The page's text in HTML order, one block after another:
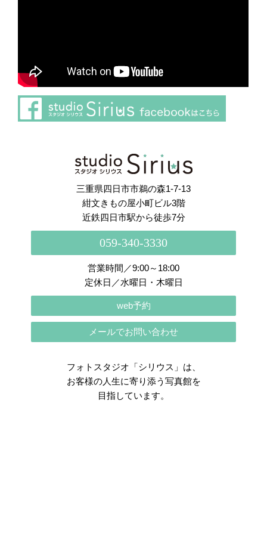
Instagram でフォロー
三重県四日市市鵜の森1-7-13
紺文きもの屋小町ビル3階
近鉄四日市駅から徒歩7分
059-340-3330
営業時間／9:00～18:00
定休日／水曜日・木曜日
web予約
メールでお問い合わせ
フォトスタジオ「シリウス」は、
お客様の人生に寄り添う写真館を
目指しています。